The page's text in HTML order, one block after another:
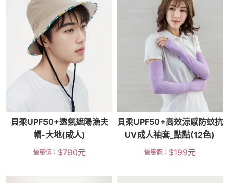
貝柔UPF50+透氣遮陽漁夫
帽-大地(成人)
優惠價： $790元
貝柔UPF50+高效涼感防蚊抗
UV成人袖套_點點(12色)
優惠價： $199元